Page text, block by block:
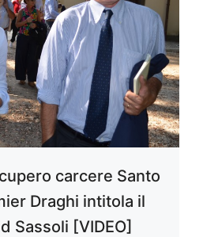
carcere Santo
Draghi intitola il
Sassoli [VIDEO]